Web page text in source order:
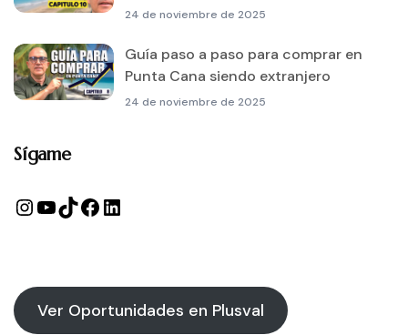
24 de noviembre de 2025
Guía paso a paso para comprar en
Punta Cana siendo extranjero
24 de noviembre de 2025
Sígame
Ver Oportunidades en Plusval